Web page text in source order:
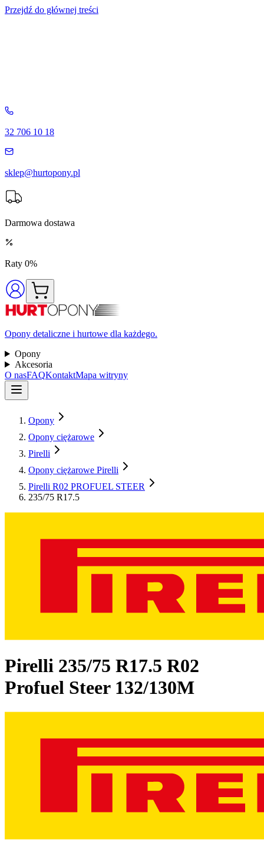
Przejdź do głównej treści
32 706 10 18
sklep@hurtopony.pl
Darmowa dostawa
Raty 0%
Opony detaliczne i hurtowe dla każdego.
Opony
Akcesoria
O nasFAQKontaktMapa witryny
Opony
Opony ciężarowe
Pirelli
Opony ciężarowe Pirelli
Pirelli R02 PROFUEL STEER
235/75 R17.5
Pirelli 235/75 R17.5 R02
Profuel Steer 132/130M